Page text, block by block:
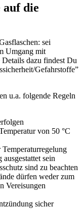
auf die
sei
Umgang mit
dazu findest Du
Gefahrstoffe”
u.a. folgende Regeln
von 50 °C
sein
sind zu beachten
dürfen weder zum
Vereisungen
sicher